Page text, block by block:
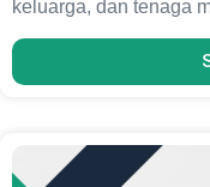
keluarga, dan tenaga